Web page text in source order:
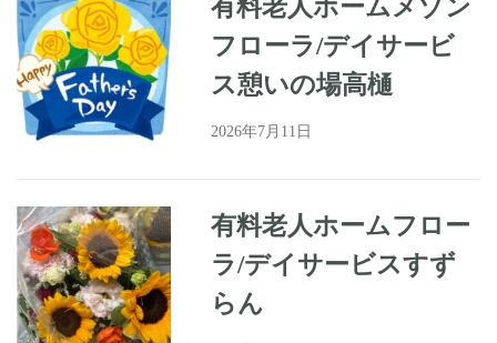
有料老人ホームメゾン
フローラ/デイサービ
ス憩いの場高樋
2026年7月11日
有料老人ホームフロー
ラ/デイサービスすず
らん